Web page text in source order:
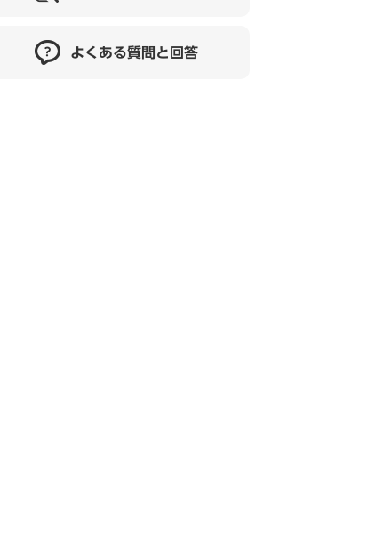
よくある質問と回答